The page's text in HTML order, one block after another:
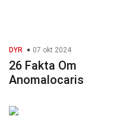
DYR 07 okt 2024
26 Fakta Om
Anomalocaris